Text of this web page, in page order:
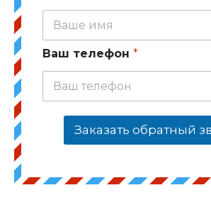
Ваш телефон *
Заказать обратный